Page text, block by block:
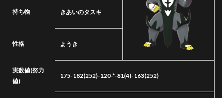
持ち物 きあいのタスキ
性格 ようき
実数値(努力
値)
175-182(252)-120-*-81(4)-163(252)